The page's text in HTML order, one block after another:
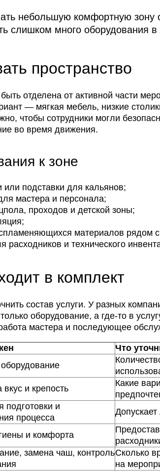
небольшую комфортную зону
слишком много оборудования в
пространство
отделена от активной части
— мягкая мебель, низкие
чтобы сотрудники могли
во время движения.
к зоне
или подставки для кальянов;
мастера и персонала;
проходов и детской зоны;
материалов рядом
расходников и технического
в комплект
состав услуги. У разных
оборудование, а где-то в
мастера и последующее
Что
и крепость
Какие
подготовки и
процесса
и комфорта
замена чаш, контрольСколько
на